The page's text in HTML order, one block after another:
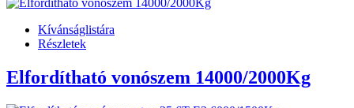
Kívánságlistára
Részletek
Elfordítható vonószem 14000/2000Kg